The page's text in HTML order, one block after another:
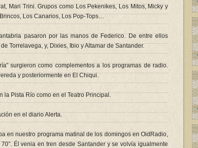
Mari Trini. Grupos como Los Pekenikes, Los Mitos, Micky y
Los Canarios, Los Pop-Tops…
pasaron por las manos de Federico. De entre ellos
Torrelavega, y, Dixies, Ibio y Altamar de Santander.
surgieron como complementos a los programas de radio.
y posteriormente en El Chiqui.
la Pista Río como en el Teatro Principal.
en el diario Alerta.
en nuestro programa matinal de los domingos en OidRadio,
Él venia en tren desde Santander y se volvía igualmente